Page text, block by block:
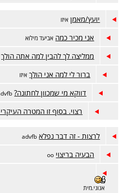
יועץ/מאמן איזו
אני מכיר כמה אביעד מילוא
ממליצה לך להבין למה אתה הולך
ברור לי למה אני הולך איזו
דווקא מי שמכוון לחתונה?
רצוי. בסוף זו המטרה
לרצות - זה דבר נפלא advfb
הבעיה בריצוי oo
אנוני.מית